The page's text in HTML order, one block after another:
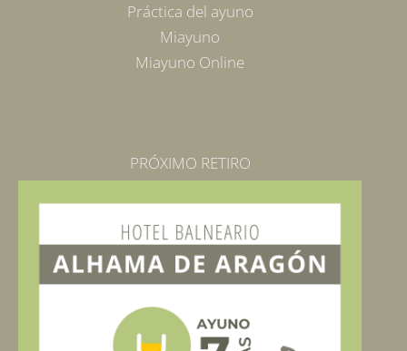
Práctica del ayuno
Miayuno
Miayuno Online
PRÓXIMO RETIRO